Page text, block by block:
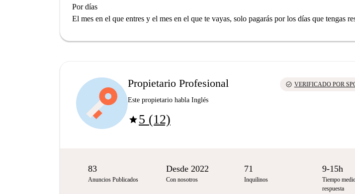
Por días
El mes en el que entres y el mes en el que te vayas, solo pagarás por los días que tengas
Propietario Profesional
Este propietario habla Inglés
star5 (12)
check_circle VERIFICADO POR
83
Anuncios Publicados
Desde 2022
Con nosotros
71
Inquilinos
9-15h
Tiempo
respuesta